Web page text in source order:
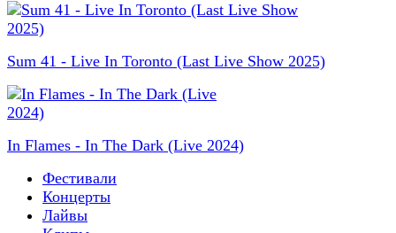
Sum 41 - Live In Toronto (Last Live Show 2025)
In Flames - In The Dark (Live 2024)
Фестивали
Концерты
Лайвы